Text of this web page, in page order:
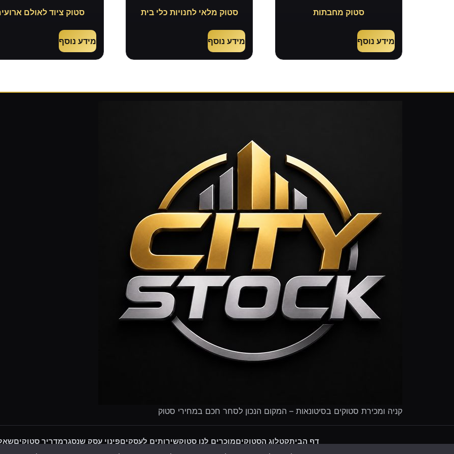
סטוק מחבתות
מידע נוסף
סטוק מלאי לחנויות כלי בית
מידע נוסף
סטוק ציוד לאולם
מידע נוסף
קניה ומכירת סטוקים בסיטונאות – המקום הנכון לסחר חכם במחירי סטוק
דף הביתקטלוג הסטוקיםמוכרים לנו סטוקשירותים לעסקיםפינוי עסק שנסגרמדריך סטוקים